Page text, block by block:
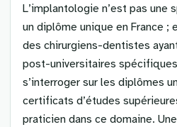
L’implantologie n’est pas une
un diplôme unique en France
des chirurgiens-dentistes
post-universitaires
s’interroger sur les diplômes
certificats d’études
praticien dans ce domaine.